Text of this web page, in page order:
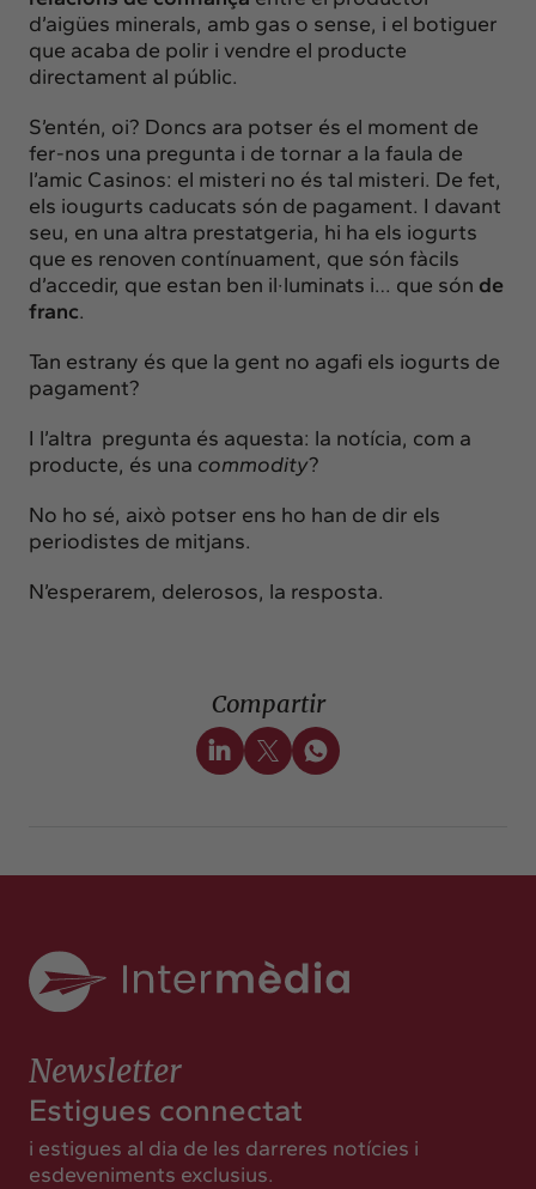
d’aigües minerals, amb gas o sense, i el botiguer
que acaba de polir i vendre el producte
directament al públic.
S’entén, oi? Doncs ara potser és el moment de
fer-nos una pregunta i de tornar a la faula de
l’amic Casinos: el misteri no és tal misteri. De fet,
els iougurts caducats són de pagament. I davant
seu, en una altra prestatgeria, hi ha els iogurts
que es renoven contínuament, que són fàcils
d’accedir, que estan ben il·luminats i… que són de
franc.
Tan estrany és que la gent no agafi els iogurts de
pagament?
I l’altra pregunta és aquesta: la notícia, com a
producte, és una commodity?
No ho sé, això potser ens ho han de dir els
periodistes de mitjans.
N’esperarem, delerosos, la resposta.
Compartir
Newsletter
Estigues connectat
i estigues al dia de les darreres notícies i
esdeveniments exclusius.